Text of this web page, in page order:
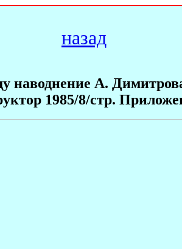
назад
наводнение А.
1985/8/стр.